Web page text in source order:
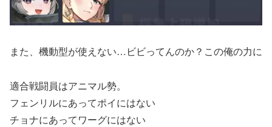
また、機動型が使えない…ビビってんのか？この俺の力に
適合戦闘員はアニマル勢。
フェンリルにあってポイにはない
チョナにあってワーグにはない